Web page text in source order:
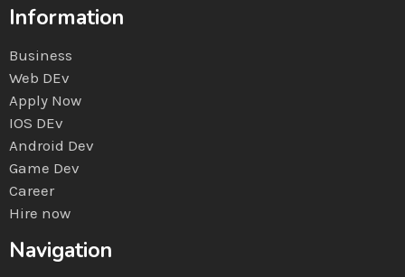
Information
Business
Web DEv
Apply Now
IOS DEv
Android Dev
Game Dev
Career
Hire now
Navigation